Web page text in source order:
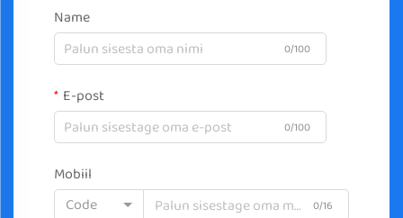
Name
0/100
E-post
0/100
Mobiil
Code
0/16